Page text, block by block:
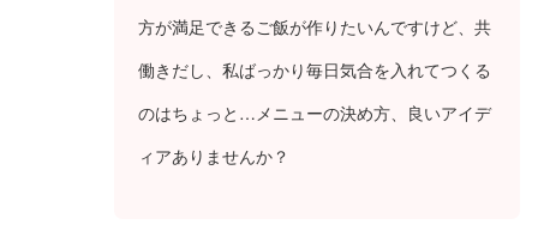
方が満足できるご飯が作りたいんですけど、共
働きだし、私ばっかり毎日気合を入れてつくる
のはちょっと…メニューの決め方、良いアイデ
ィアありませんか？